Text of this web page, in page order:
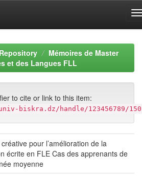
Mémoires de Master
et des Langues FLL
to cite or link to this item:
biskra.dz/handle/123456789/
créative pour l’amélioration de la
écrite en FLE Cas des apprenants de
moyenne